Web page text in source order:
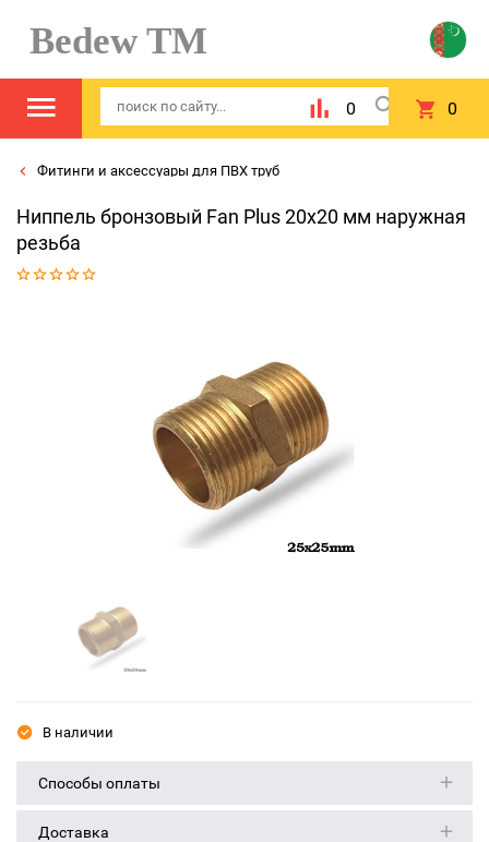
Bedew TM
0 0
Фитинги и аксессуары для ПВХ труб
Ниппель бронзовый Fan Plus 20x20 мм наружная
резьба
В наличии
Способы оплаты
Доставка